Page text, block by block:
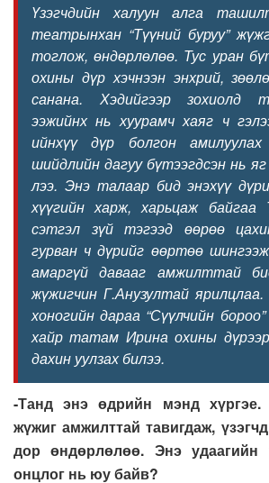
Үзэгчдийн халуун алга
театрынхан “Түүний буруу”
тоглож, өндөрлөлөө. Тус уран
охины дүр хэчнээн энхрий,
санана. Хэдийгээр зохиолд
ээжийнх нь хуурамч хаяг ч
ийнхүү дүр болгон амилуулах
шийдлийн дагуу бүтээгдсэн нь
лээ. Энэ талаар бид энэхүү
хүүгийн харж, харьцаж
сэтгэл зүй тэгээд өөрөө
гурван ч дүрийг өөртөө
амаргүй давааг амжилттай
жүжигчин Г.Анузултай ярилцлаа.
хоногийн дараа “Сүүлчийн
хайр татам Ирина охины дүрээр
дахин уулзах билээ.
-Танд энэ өдрийн мэнд хүргэе.
жүжиг амжилттай тавигдаж,
дор өндөрлөлөө. Энэ удаагийн
онцлог нь юу байв?